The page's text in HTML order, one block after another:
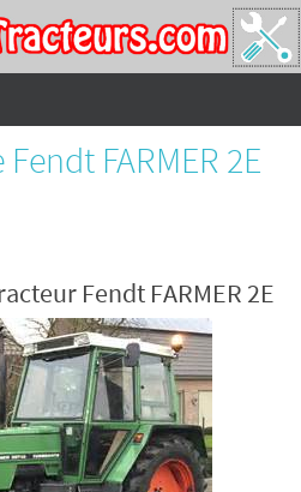
FARMER 2E
Fendt FARMER 2E